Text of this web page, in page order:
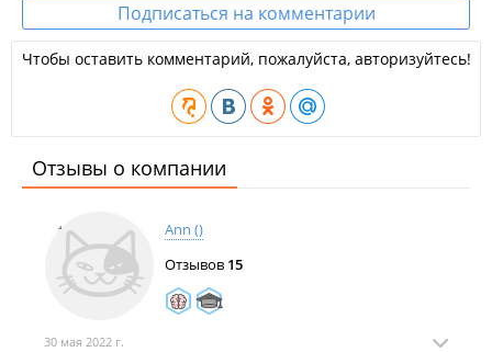
Подписаться на комментарии
Чтобы оставить комментарий, пожалуйста, авторизуйтесь!
Отзывы о компании
Ann ()
Отзывов 15
30 мая 2022 г.